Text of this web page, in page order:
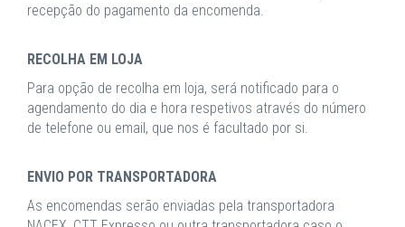
recepção do pagamento da encomenda.
RECOLHA EM LOJA
Para opção de recolha em loja, será notificado para o
agendamento do dia e hora respetivos através do número
de telefone ou email, que nos é facultado por si.
ENVIO POR TRANSPORTADORA
As encomendas serão enviadas pela transportadora